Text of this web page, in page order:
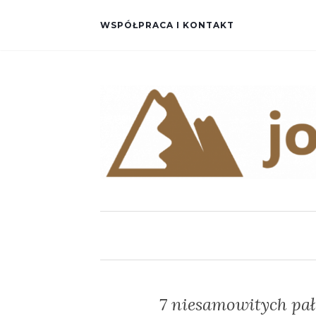
WSPÓŁPRACA I KONTAKT
7 niesamowitych